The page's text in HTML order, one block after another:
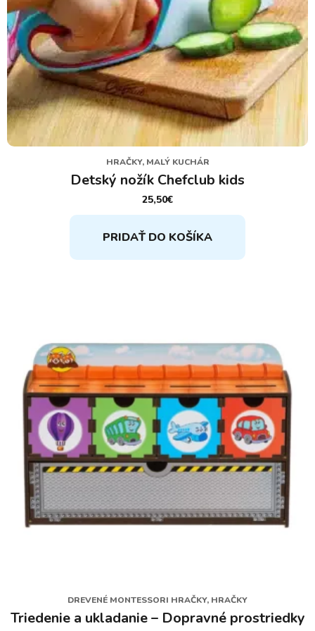
HRAČKY, MALÝ KUCHÁR
Detský nožík Chefclub kids
25,50€
PRIDAŤ DO KOŠÍKA
DREVENÉ MONTESSORI HRAČKY, HRAČKY
Triedenie a ukladanie – Dopravné prostriedky